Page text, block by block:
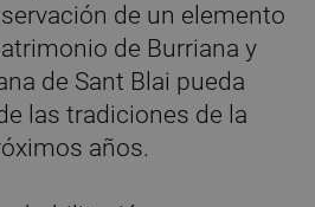
de un elemento
de Burriana y
de Sant Blai pueda
las tradiciones de la
años.